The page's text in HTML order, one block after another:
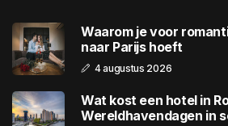
Waarom je voor
naar Parijs hoeft
4 augustus 2026
Wat kost een hotel in
Wereldhavendagen in